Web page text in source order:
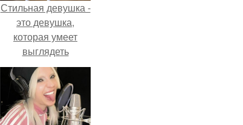
Стильная девушка -
это девушка,
которая умеет
выглядеть
привлекательно и
элегантно в любои
ситуации.